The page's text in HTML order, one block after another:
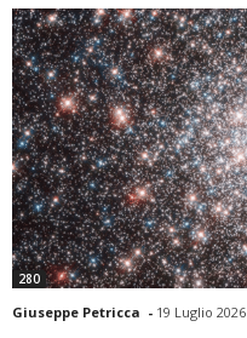
280
Giuseppe Petricca - 19 Luglio 2026